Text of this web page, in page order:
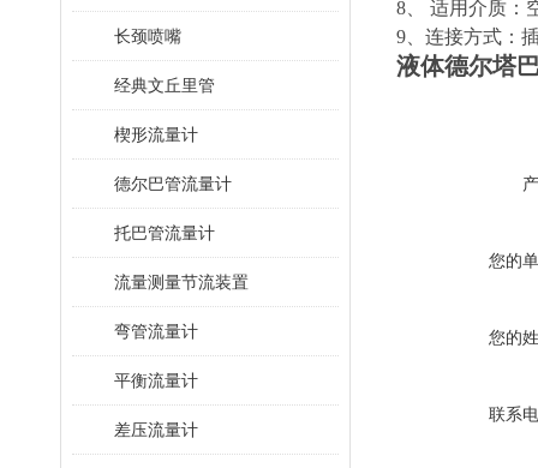
长颈喷嘴
经典文丘里管
楔形流量计
德尔巴管流量计
托巴管流量计
流量测量节流装置
弯管流量计
平衡流量计
差压流量计
8、 适用介质：
9 、连接方式：
液体德尔塔
您的
您的
联系